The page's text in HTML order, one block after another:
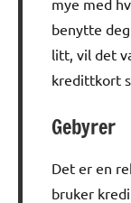
benytte
litt, vil det
kredittkort
Gebyrer
Det er en
bruker